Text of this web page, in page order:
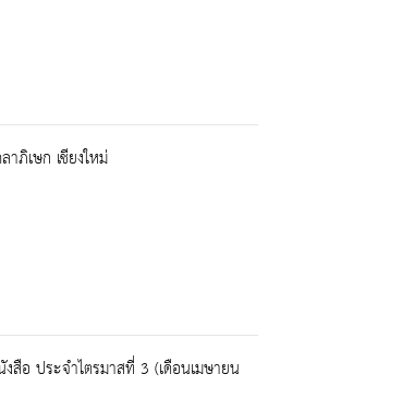
ภิเษก เชียงใหม่
อ ประจำไตรมาสที่ 3 (เดือนเมษายน